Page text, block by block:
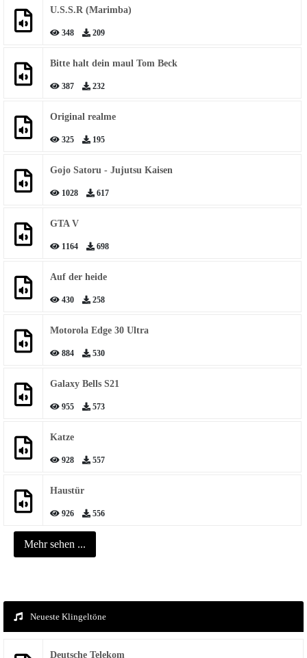
U.S.S.R (Marimba)
348 209
Bitte halt dein maul Tom Beck
387 232
Original realme
325 195
Gojo Satoru - Jujutsu Kaisen
1028 617
GTA V
1164 698
Auf der heide
430 258
Motorola Edge 30 Ultra
884 530
Galaxy Bells S21
955 573
Katze
928 557
Haustür
926 556
Mehr sehen ...
Neueste Klingeltöne
Deutsche Telekom